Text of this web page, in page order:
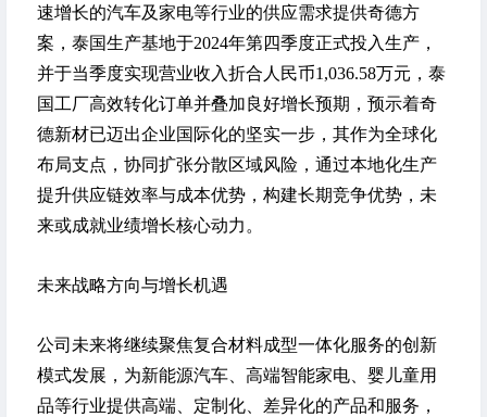
速增长的汽车及家电等行业的供应需求提供奇德方
案，泰国生产基地于2024年第四季度正式投入生产，
并于当季度实现营业收入折合人民币1,036.58万元，泰
国工厂高效转化订单并叠加良好增长预期，预示着奇
德新材已迈出企业国际化的坚实一步，其作为全球化
布局支点，协同扩张分散区域风险，通过本地化生产
提升供应链效率与成本优势，构建长期竞争优势，未
来或成就业绩增长核心动力。
未来战略方向与增长机遇
公司未来将继续聚焦复合材料成型一体化服务的创新
模式发展，为新能源汽车、高端智能家电、婴儿童用
品等行业提供高端、定制化、差异化的产品和服务，